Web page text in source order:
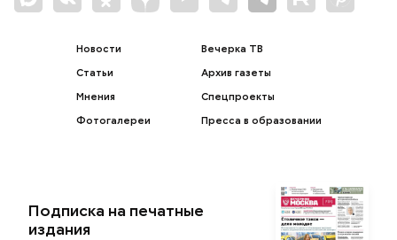
Новости
Статьи
Мнения
Фотогалереи
Вечерка ТВ
Архив газеты
Спецпроекты
Пресса в образовании
Подписка на печатные
издания